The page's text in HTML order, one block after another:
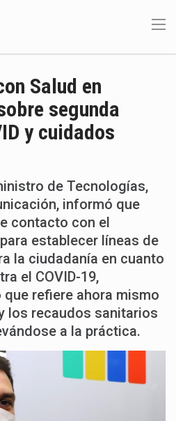
Salud en
segunda
y cuidados
de Tecnologías,
informó que
contacto con el
establecer líneas de
la ciudadanía en cuanto
el COVID-19,
refiere ahora mismo
los recaudos sanitarios
a la práctica.